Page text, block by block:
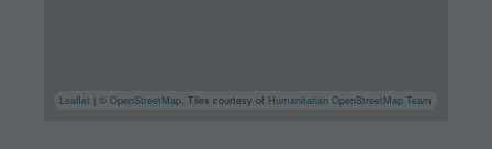
Leaflet | ©OpenStreetMap, Tiles courtesy of Humanitarian OpenStreetMap Team